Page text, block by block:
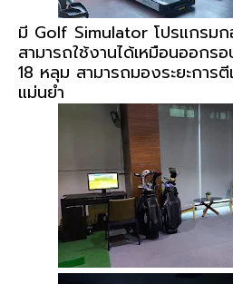
มี Golf Simulator โปรแกรม
สามารถใช้งานได้เหมือนออก
18 หลุม สามารถมองระยะการ
แม่นยำ